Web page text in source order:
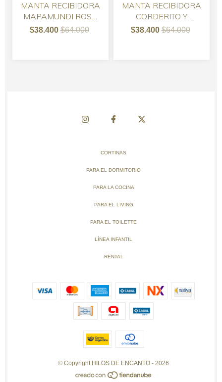
MANTA RECIBIDORA
MAPAMUNDI ROSA
CON CORDERITO
$38.400$64.000
MANTA RECIBIDORA
CORDERITO Y
GABARDINA 90 X 70
$38.400$64.000
CORTINAS
PARA EL DORMITORIO
PARA LA COCINA
PARA EL LIVING
PARA EL TOILETTE
LÍNEA INFANTIL
RENTAL
© Copyright HILOS DE ENCANTO - 2026